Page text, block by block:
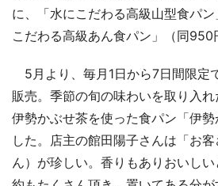
に、「水にこだわる高級山型食パ
こだわる高級あん食パン」（同950
5月より、毎月1日から7日間限定
販売。季節の旬の味わいを取り入
伊勢かぶせ茶を使った食パン「伊
した。店主の館田陽子さんは「お
ん）が珍しい。香りもありおいし